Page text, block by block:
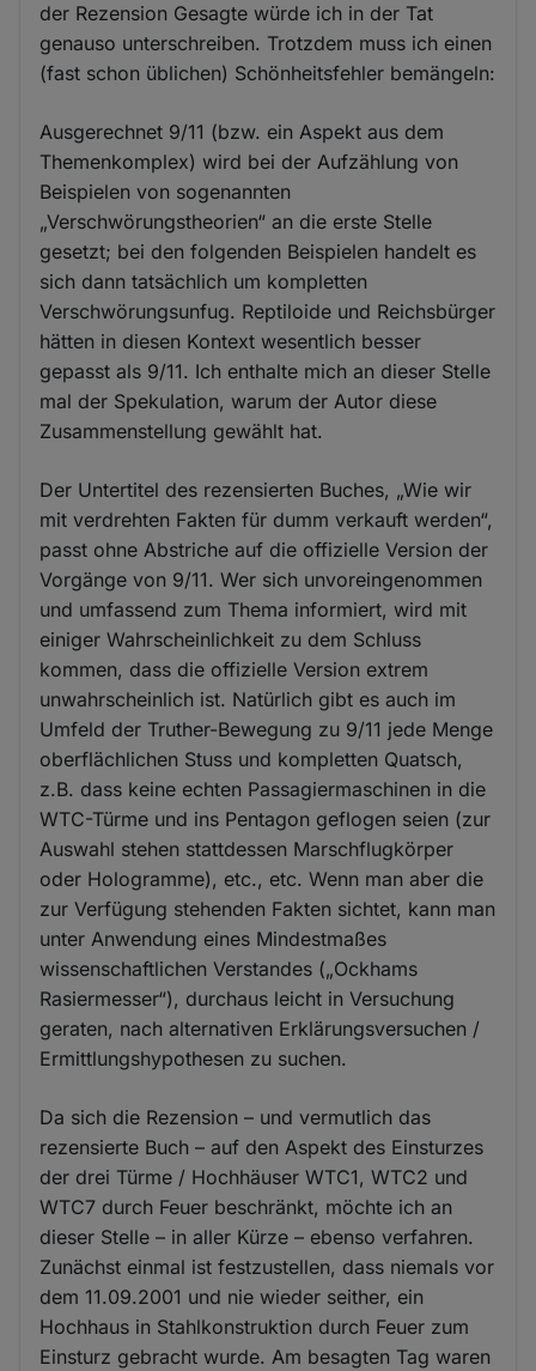
der Rezension Gesagte würde ich in der Tat
genauso unterschreiben. Trotzdem muss ich einen
(fast schon üblichen) Schönheitsfehler bemängeln:
Ausgerechnet 9/11 (bzw. ein Aspekt aus dem
Themenkomplex) wird bei der Aufzählung von
Beispielen von sogenannten
„Verschwörungstheorien“ an die erste Stelle
gesetzt; bei den folgenden Beispielen handelt es
sich dann tatsächlich um kompletten
Verschwörungsunfug. Reptiloide und Reichsbürger
hätten in diesen Kontext wesentlich besser
gepasst als 9/11. Ich enthalte mich an dieser Stelle
mal der Spekulation, warum der Autor diese
Zusammenstellung gewählt hat.
Der Untertitel des rezensierten Buches, „Wie wir
mit verdrehten Fakten für dumm verkauft werden“,
passt ohne Abstriche auf die offizielle Version der
Vorgänge von 9/11. Wer sich unvoreingenommen
und umfassend zum Thema informiert, wird mit
einiger Wahrscheinlichkeit zu dem Schluss
kommen, dass die offizielle Version extrem
unwahrscheinlich ist. Natürlich gibt es auch im
Umfeld der Truther-Bewegung zu 9/11 jede Menge
oberflächlichen Stuss und kompletten Quatsch,
z.B. dass keine echten Passagiermaschinen in die
WTC-Türme und ins Pentagon geflogen seien (zur
Auswahl stehen stattdessen Marschflugkörper
oder Hologramme), etc., etc. Wenn man aber die
zur Verfügung stehenden Fakten sichtet, kann man
unter Anwendung eines Mindestmaßes
wissenschaftlichen Verstandes („Ockhams
Rasiermesser“), durchaus leicht in Versuchung
geraten, nach alternativen Erklärungsversuchen /
Ermittlungshypothesen zu suchen.
Da sich die Rezension – und vermutlich das
rezensierte Buch – auf den Aspekt des Einsturzes
der drei Türme / Hochhäuser WTC1, WTC2 und
WTC7 durch Feuer beschränkt, möchte ich an
dieser Stelle – in aller Kürze – ebenso verfahren.
Zunächst einmal ist festzustellen, dass niemals vor
dem 11.09.2001 und nie wieder seither, ein
Hochhaus in Stahlkonstruktion durch Feuer zum
Einsturz gebracht wurde. Am besagten Tag waren